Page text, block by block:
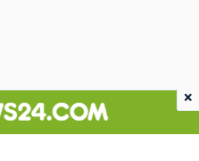
×